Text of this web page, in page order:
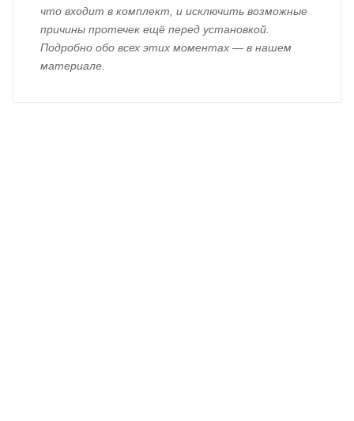
что входит в комплект, и исключить возможные
причины протечек ещё перед установкой.
Подробно обо всех этих моментах — в нашем
материале.